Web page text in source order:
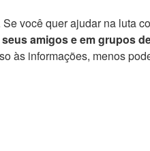
você quer ajudar na luta
amigos e em grupos
às informações, menos